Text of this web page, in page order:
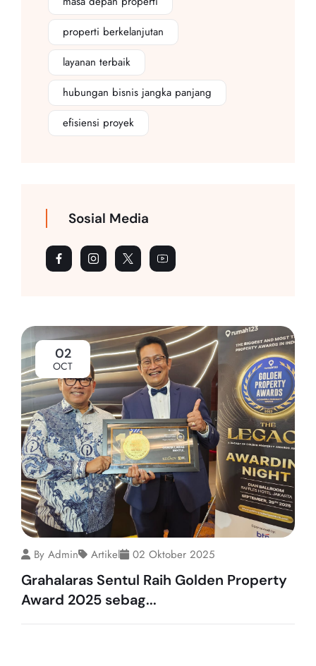
02
OCT
By Admin Artikel 02 Oktober 2025
Grahalaras Sentul Raih Golden Property
Award 2025 sebag...
properti berkelanjutan
layanan terbaik
hubungan bisnis jangka panjang
efisiensi proyek
Sosial Media